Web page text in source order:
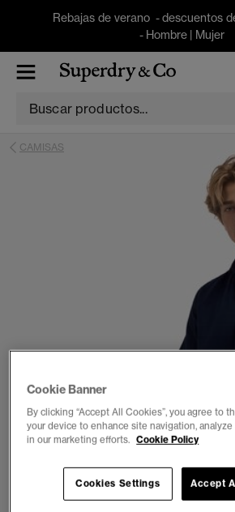
Rebajas de verano - descuentos
- Hombre| Mujer
CAMISAS
Cookie Banner
By clicking “Accept All Cookies”, you agree to
your device to enhance site navigation,
in our marketing efforts. Cookie Policy
Accept
Cookies Settings